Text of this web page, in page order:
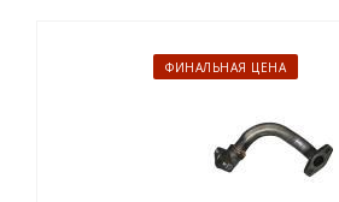
ФИНАЛЬНАЯ ЦЕНА